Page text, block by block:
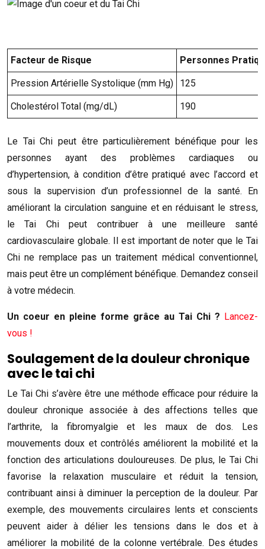
Facteur de Risque Personnes
Pression Artérielle Systolique (mm Hg) 125
Cholestérol Total (mg/dL) 190
Le Tai Chi peut être particulièrement bénéfique pour les
personnes ayant des problèmes cardiaques ou
d’hypertension, à condition d’être pratiqué avec l’accord et
sous la supervision d’un professionnel de la santé. En
améliorant la circulation sanguine et en réduisant le stress,
le Tai Chi peut contribuer à une meilleure santé
cardiovasculaire globale. Il est important de noter que le Tai
Chi ne remplace pas un traitement médical conventionnel,
mais peut être un complément bénéfique. Demandez conseil
à votre médecin.
Un coeur en pleine forme grâce au Tai Chi ? Lancez-
vous !
Soulagement de la douleur chronique
avec le tai chi
Le Tai Chi s’avère être une méthode efficace pour réduire la
douleur chronique associée à des affections telles que
l’arthrite, la fibromyalgie et les maux de dos. Les
mouvements doux et contrôlés améliorent la mobilité et la
fonction des articulations douloureuses. De plus, le Tai Chi
favorise la relaxation musculaire et réduit la tension,
contribuant ainsi à diminuer la perception de la douleur. Par
exemple, des mouvements circulaires lents et conscients
peuvent aider à délier les tensions dans le dos et à
améliorer la mobilité de la colonne vertébrale. Des études